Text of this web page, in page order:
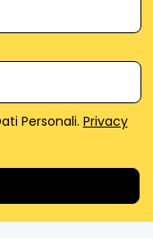
Personali. Privacy